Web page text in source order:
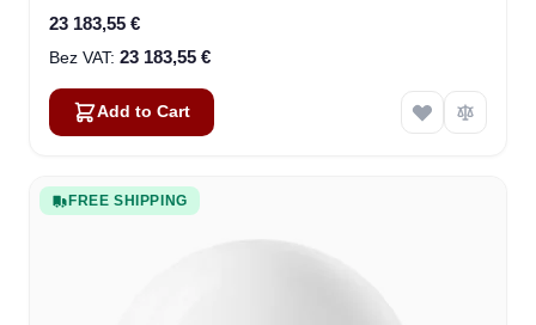
23 183,55 €
23 183,55 €
Add to Cart
FREE SHIPPING